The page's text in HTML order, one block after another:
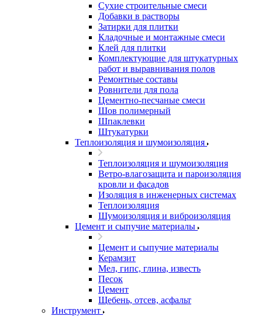
Сухие строительные смеси
Добавки в растворы
Затирки для плитки
Кладочные и монтажные смеси
Клей для плитки
Комплектующие для штукатурных
работ и выравнивания полов
Ремонтные составы
Ровнители для пола
Цементно-песчаные смеси
Шов полимерный
Шпаклевки
Штукатурки
Теплоизоляция и шумоизоляция
Теплоизоляция и шумоизоляция
Ветро-влагозащита и пароизоляция
кровли и фасадов
Изоляция в инженерных системах
Теплоизоляция
Шумоизоляция и виброизоляция
Цемент и сыпучие материалы
Цемент и сыпучие материалы
Керамзит
Мел, гипс, глина, известь
Песок
Цемент
Щебень, отсев, асфальт
Инструмент